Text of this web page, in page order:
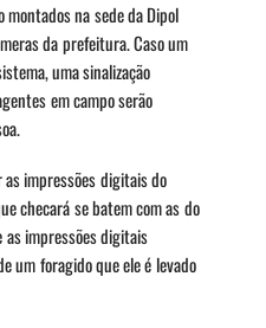
na sede da Dipol
da prefeitura. Caso um
uma sinalização
em campo serão
impressões digitais do
checará se batem com as do
as impressões digitais
um foragido que ele é levado